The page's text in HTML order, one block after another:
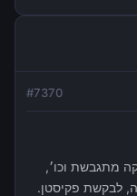
#7370
מתגבשת וכו׳,
לבקשת פקיסטן.